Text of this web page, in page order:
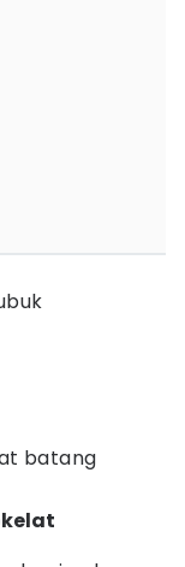
batang